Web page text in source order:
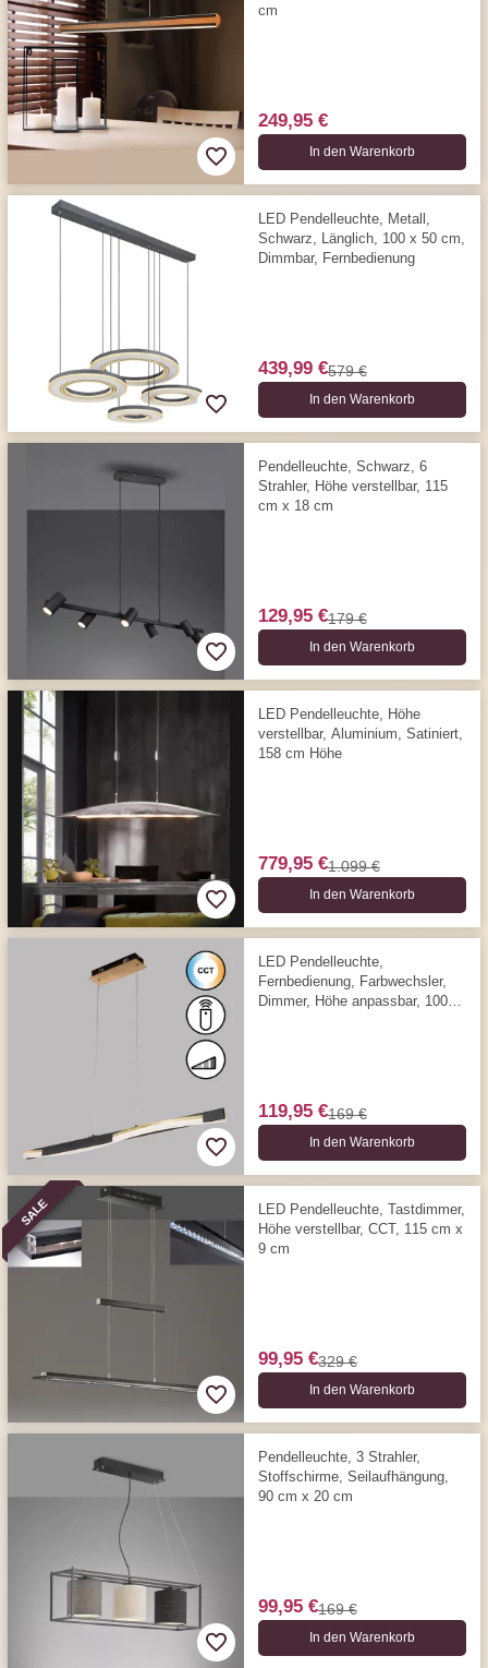
cm
249,95 €
In den Warenkorb
LED Pendelleuchte, Metall,
Schwarz, Länglich, 100 x 50 cm,
Dimmbar, Fernbedienung
439,99 €579 €
In den Warenkorb
Pendelleuchte, Schwarz, 6
Strahler, Höhe verstellbar, 115
cm x 18 cm
129,95 €179 €
In den Warenkorb
LED Pendelleuchte, Höhe
verstellbar, Aluminium, Satiniert,
158 cm Höhe
779,95 €1.099 €
In den Warenkorb
LED Pendelleuchte,
Fernbedienung, Farbwechsler,
Dimmer, Höhe anpassbar, 100
119,95 €169 €
In den Warenkorb
SALE
LED Pendelleuchte, Tastdimmer,
Höhe verstellbar, CCT, 115 cm x
9 cm
99,95 €329 €
In den Warenkorb
Pendelleuchte, 3 Strahler,
Stoffschirme, Seilaufhängung,
90 cm x 20 cm
99,95 €169 €
In den Warenkorb